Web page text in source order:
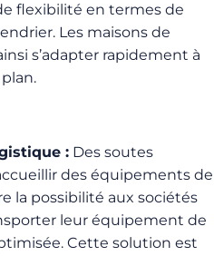
flexibilité en termes de
Les maisons de
s’adapter rapidement à
: Des soutes
des équipements de
la possibilité aux sociétés
leur équipement de
Cette solution est